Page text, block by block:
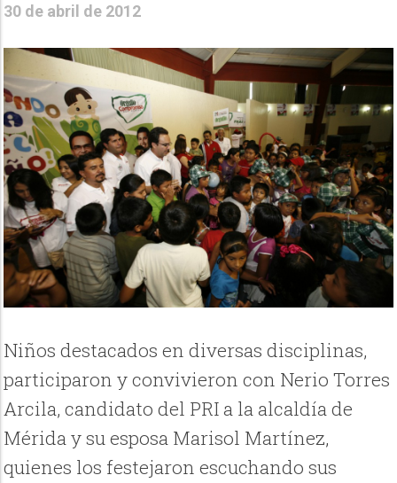
30 de abril de 2012
Niños destacados en diversas disciplinas,
participaron y convivieron con Nerio Torres
Arcila, candidato del PRI a la alcaldía de
Mérida y su esposa Marisol Martínez,
quienes los festejaron escuchando sus